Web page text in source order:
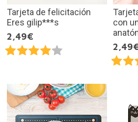
Tarjeta de felicitación
Eres gilip***s
2,49€
con